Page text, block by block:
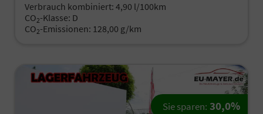
Verbrauch kombiniert: 4,90 l/100km
CO2-Klasse: D
CO2-Emissionen: 128,00 g/km
Sie sparen: 30,0%